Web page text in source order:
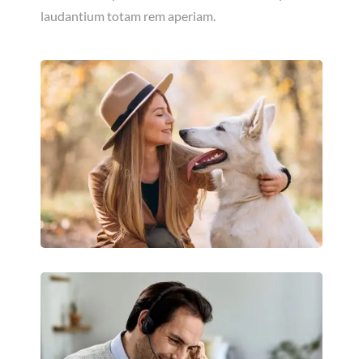
laudantium totam rem aperiam.